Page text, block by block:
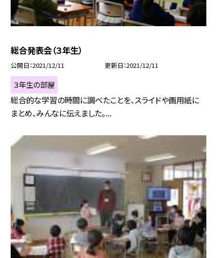
総合発表会（３年生）
公開日 2021/12/11 更新日 2021/12/11
３年生の部屋
総合的な学習の時間に調べたことを、スライドや画用紙に
まとめ、みんなに伝えました。...